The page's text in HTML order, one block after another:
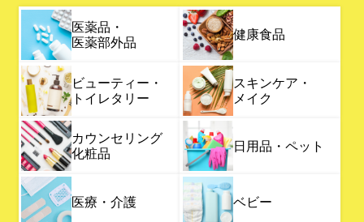
医薬品・
医薬部外品
健康食品
ビューティー・
トイレタリー
スキンケア・
メイク
カウンセリング
化粧品
日用品・ペット
医療・介護 ベビー